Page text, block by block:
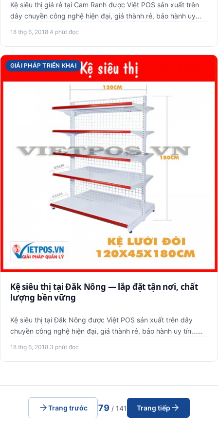
Kệ siêu thị giá rẻ tại Cam Ranh được Việt POS sản xuất trên
dây chuyền công nghệ hiện đại, giá thành rẻ, bảo hành uy
18 thg 6, 2018·4 phút đọc
GIẢI PHÁP TRIỂN KHAI
Kệ siêu thị tại Đăk Nông — lắp đặt tận nơi, chất
lượng bền vững
Kệ siêu thị tại Đăk Nông được Việt POS sản xuất trên dây
chuyền công nghệ hiện đại, giá thành rẻ, bảo hành uy tín...
18 thg 6, 2018·3 phút đọc
Trang trước 79 / 141 Trang tiếp